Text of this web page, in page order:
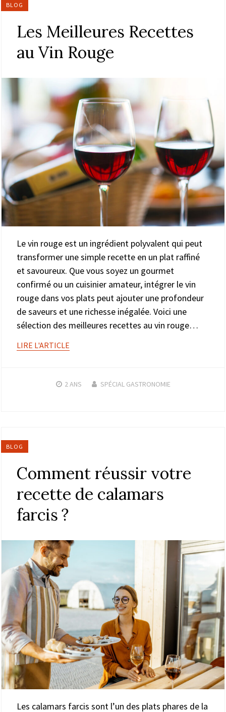
BLOG
Les Meilleures Recettes
au Vin Rouge
Le vin rouge est un ingrédient polyvalent qui peut
transformer une simple recette en un plat raffiné
et savoureux. Que vous soyez un gourmet
confirmé ou un cuisinier amateur, intégrer le vin
rouge dans vos plats peut ajouter une profondeur
de saveurs et une richesse inégalée. Voici une
sélection des meilleures recettes au vin rouge…
LIRE L'ARTICLE
2 ANS SPÉCIAL GASTRONOMIE
BLOG
Comment réussir votre
recette de calamars
farcis ?
Les calamars farcis sont l’un des plats phares de la